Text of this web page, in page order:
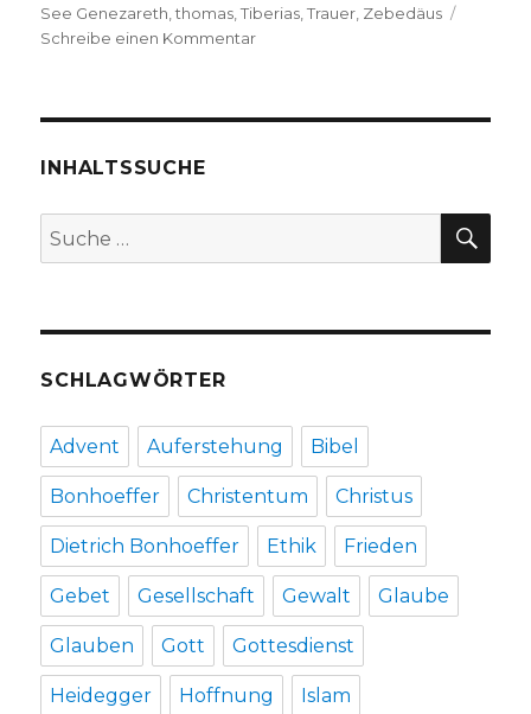
See Genezareth,thomas,Tiberias,Trauer, Zebedäus
Schreibe einen Kommentarzu
Welver
INHALTSSUCHE
Suche
nach:
SCHLAGWÖRTER
Advent Auferstehung Bibel
Bonhoeffer Christentum Christus
Dietrich Bonhoeffer Ethik Frieden
Gebet Gesellschaft Gewalt Glaube
Glauben Gott Gottesdienst
Heidegger Hoffnung Islam